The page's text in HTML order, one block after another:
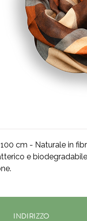
cm - Naturale in
e
INDIRIZZO